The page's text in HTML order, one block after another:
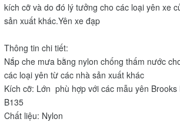
kích cỡ và do đó lý tưởng cho các loại yên xe
sản xuất khác.Yên xe đạp
Thông tin chi tiết:
Nắp che mưa bằng nylon chống thấm nước
các loại yên từ các nhà sản xuất khác
Kích cỡ: Lớn phù hợp với các mẫu yên Brooks
B135
Chất liệu: Nylon